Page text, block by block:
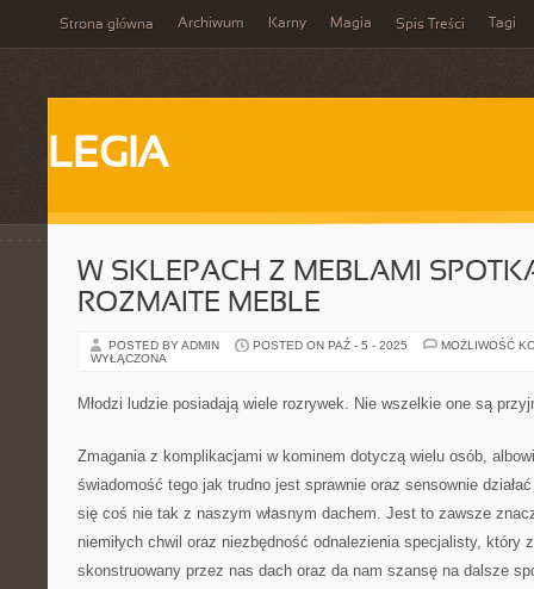
Strona główna Archiwum Karny Magia Spis Treści Tagi
LEGIA
W SKLEPACH Z MEBLAMI
ROZMAITE MEBLE
POSTED BY ADMIN POSTED ON PAŹ - 5 - 2025
MOŻLIWOŚĆ
WYŁĄCZONA
Młodzi ludzie posiadają wiele rozrywek. Nie wszelkie one są
Zmagania z komplikacjami w kominem dotyczą wielu osób,
świadomość tego jak trudno jest sprawnie oraz sensownie
się coś nie tak z naszym własnym dachem. Jest to zawsze
niemiłych chwil oraz niezbędność odnalezienia specjalisty, który
skonstruowany przez nas dach oraz da nam szansę na dalsze